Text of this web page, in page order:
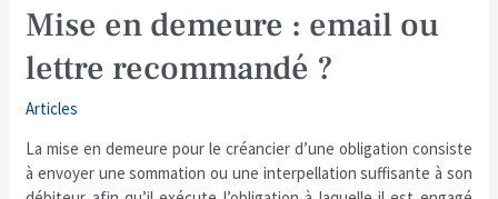
Mise en demeure : email ou
lettre recommandé ?
Articles
La mise en demeure pour le créancier d’une obligation consiste
à envoyer une sommation ou une interpellation suffisante à son
Mise
en
demeure
:
email
lettre
recommandé